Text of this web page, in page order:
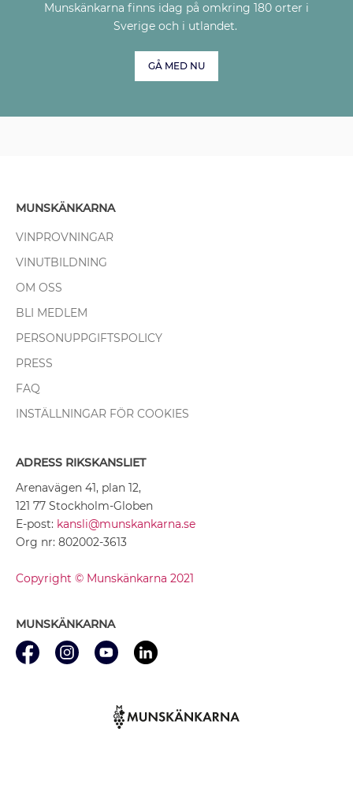
Munskänkarna finns idag på omkring 180 orter i
Sverige och i utlandet.
GÅ MED NU
MUNSKÄNKARNA
VINPROVNINGAR
VINUTBILDNING
OM OSS
BLI MEDLEM
PERSONUPPGIFTSPOLICY
PRESS
FAQ
INSTÄLLNINGAR FÖR COOKIES
ADRESS RIKSKANSLIET
Arenavägen 41, plan 12,
121 77 Stockholm-Globen
E-post: kansli@munskankarna.se
Org nr: 802002-3613
Copyright © Munskänkarna 2021
MUNSKÄNKARNA